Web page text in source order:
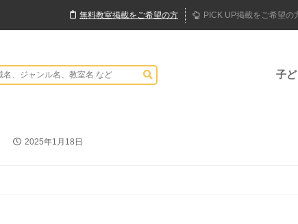
無料教室掲載をご希望の方 PICK UP掲載をご希望の
子
2025年1月18日